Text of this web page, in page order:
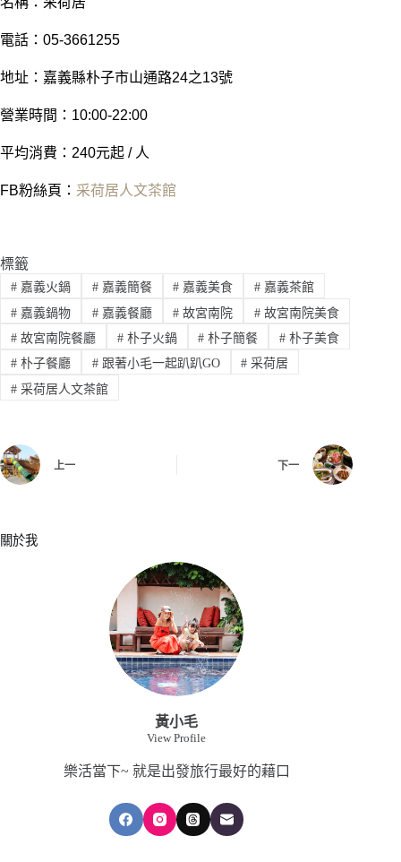
電話：05-3661255
地址：嘉義縣朴子市山通路24之13號
營業時間：10:00-22:00
平均消費：240元起 / 人
FB粉絲頁： 采荷居人文茶館
標籤
#嘉義火鍋 #嘉義簡餐 # 嘉義美食 # 嘉義茶館
#嘉義鍋物 #嘉義餐廳 # 故宮南院 # 故宮南院美食
#故宮南院餐廳 #朴子火鍋 # 朴子簡餐 # 朴子美食
#朴子餐廳 #跟著小毛一起趴趴GO # 采荷居
#采荷居人文茶館
上一 下一
關於我
黃小毛
View Profile
樂活當下~ 就是出發旅行最好的藉口